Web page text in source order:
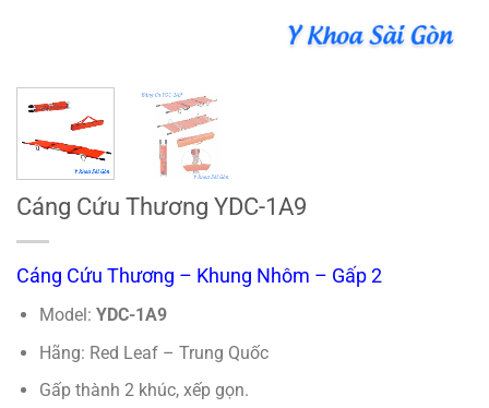
Cáng Cứu Thương YDC-1A9
Cáng Cứu Thương – Khung Nhôm – Gấp 2
Model: YDC-1A9
Hãng: Red Leaf – Trung Quốc
Gấp thành 2 khúc, xếp gọn.